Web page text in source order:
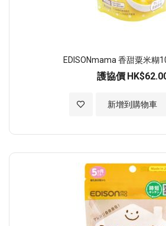
EDISONmama 香甜粟米糊
護協價
新增到購物車
加入至願望清單